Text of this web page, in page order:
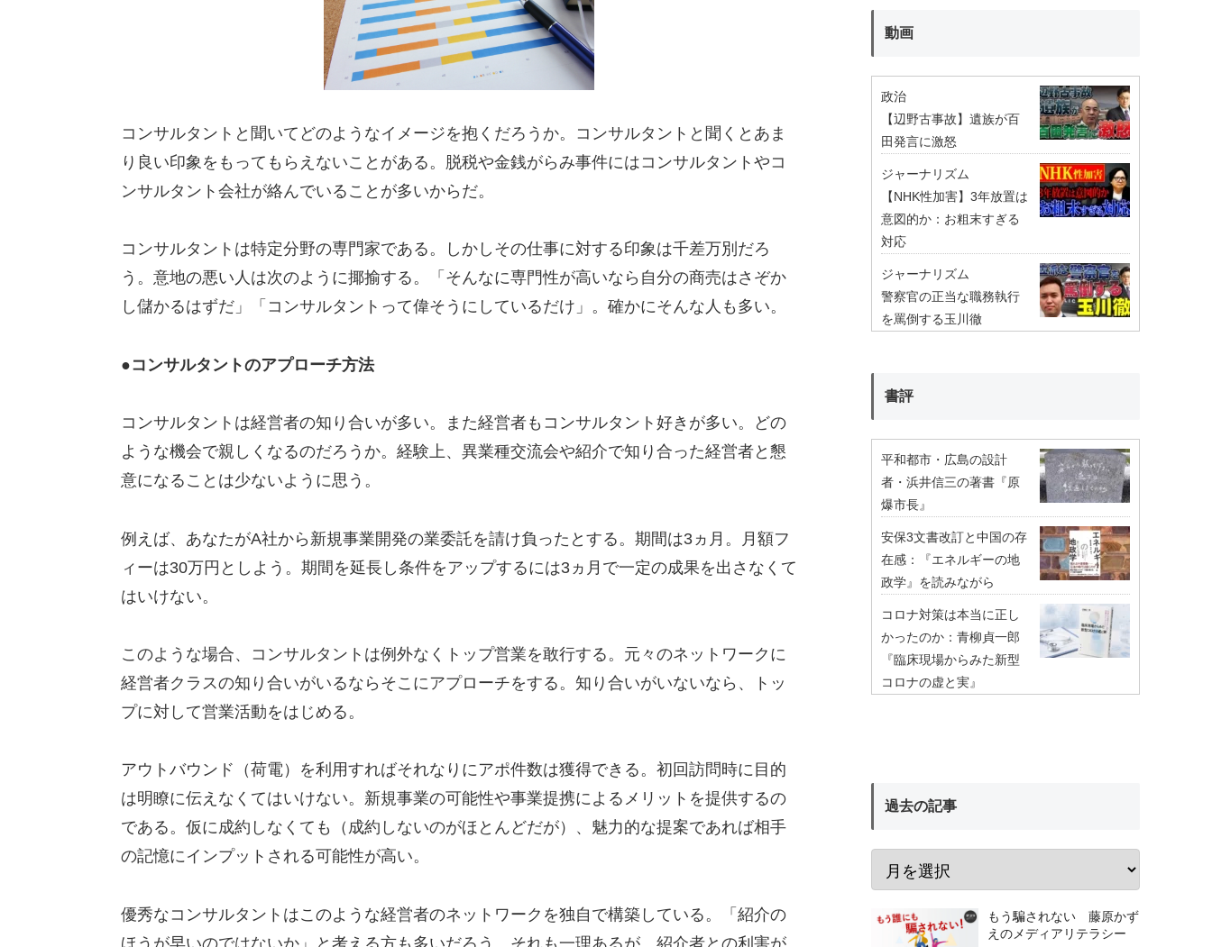
コンサルタントと聞いてどのようなイメージを抱くだろうか。コンサルタントと聞くとあま
り良い印象をもってもらえないことがある。脱税や金銭がらみ事件にはコンサルタントやコ
ンサルタント会社が絡んでいることが多いからだ。
コンサルタントは特定分野の専門家である。しかしその仕事に対する印象は千差万別だろ
う。意地の悪い人は次のように揶揄する。「そんなに専門性が高いなら自分の商売はさぞか
し儲かるはずだ」「コンサルタントって偉そうにしているだけ」。確かにそんな人も多い。
●コンサルタントのアプローチ方法
コンサルタントは経営者の知り合いが多い。また経営者もコンサルタント好きが多い。どの
ような機会で親しくなるのだろうか。経験上、異業種交流会や紹介で知り合った経営者と懇
意になることは少ないように思う。
例えば、あなたがA社から新規事業開発の業委託を請け負ったとする。期間は3ヵ月。月額フ
ィーは30万円としよう。期間を延長し条件をアップするには3ヵ月で一定の成果を出さなくて
はいけない。
このような場合、コンサルタントは例外なくトップ営業を敢行する。元々のネットワークに
経営者クラスの知り合いがいるならそこにアプローチをする。知り合いがいないなら、トッ
プに対して営業活動をはじめる。
アウトバウンド（荷電）を利用すればそれなりにアポ件数は獲得できる。初回訪問時に目的
は明瞭に伝えなくてはいけない。新規事業の可能性や事業提携によるメリットを提供するの
である。仮に成約しなくても（成約しないのがほとんどだが）、魅力的な提案であれば相手
の記憶にインプットされる可能性が高い。
優秀なコンサルタントはこのような経営者のネットワークを独自で構築している。「紹介の
ほうが早いのではないか」と考える方も多いだろう。それも一理あるが、紹介者との利害が
動画
政治
【辺野古事故】遺族が百
田発言に激怒
ジャーナリズム
【NHK性加害】3年放置は
意図的か：お粗末すぎる
対応
ジャーナリズム
警察官の正当な職務執行
を罵倒する玉川徹
書評
平和都市・広島の設計
者・浜井信三の著書『原
爆市長』
安保3文書改訂と中国の存
在感：『エネルギーの地
政学』を読みながら
コロナ対策は本当に正し
かったのか：青柳貞一郎
『臨床現場からみた新型
コロナの虚と実』
過去の記事
もう騙されない 藤原かず
えのメディアリテラシー